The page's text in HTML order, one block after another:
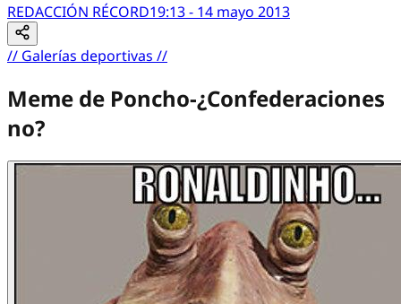
REDACCIÓN RÉCORD19:13 - 14 mayo 2013
// Galerías deportivas //
Meme de Poncho-¿Confederaciones
no?